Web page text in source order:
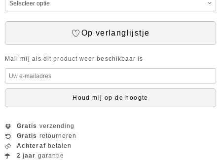
Op verlanglijstje
Mail mij als dit product weer beschikbaar is
Houd mij op de hoogte
Gratis verzending
Gratis retourneren
Achteraf betalen
2 jaar garantie